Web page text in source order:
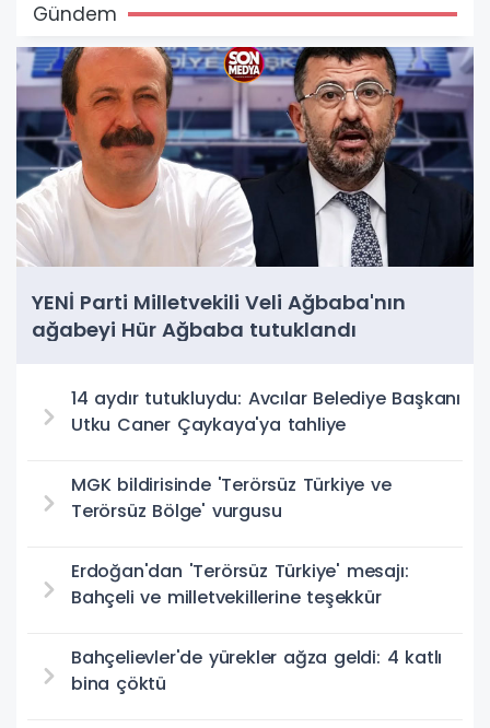
Gündem
YENİ Parti Milletvekili Veli Ağbaba'nın
ağabeyi Hür Ağbaba tutuklandı
14 aydır tutukluydu: Avcılar Belediye Başkanı
Utku Caner Çaykaya'ya tahliye
MGK bildirisinde 'Terörsüz Türkiye ve
Terörsüz Bölge' vurgusu
Erdoğan'dan 'Terörsüz Türkiye' mesajı:
Bahçeli ve milletvekillerine teşekkür
Bahçelievler'de yürekler ağza geldi: 4 katlı
bina çöktü